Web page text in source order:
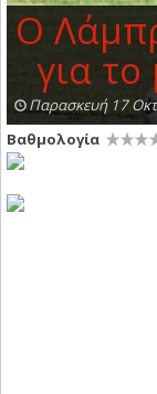
O
για
Παρασκευή 17
Βαθμολογία